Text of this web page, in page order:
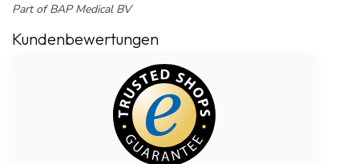
Part of BAP Medical BV
Kundenbewertungen